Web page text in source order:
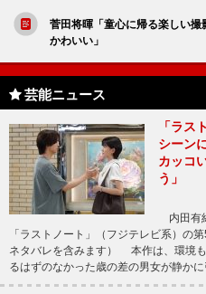
菅田将暉「童心に帰る楽しい
かわいい」
芸能ニュース
「ラス
シーン
カッコ
う」
内田有
「ラストノート」（フジテレビ系）の
ネタバレを含みます） 本作は、環境
るはずのなかった歳の差の男女が静か